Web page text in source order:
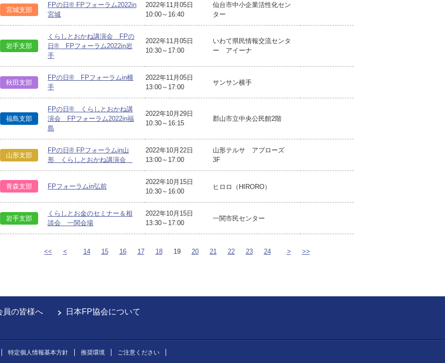
宮城支部
FPの日® FPフォーラム2022in
宮城
2022年11月05日
10:00～16:40
仙台市中小企業活性化セン
ター
岩手支部
くらしとおかね講演会 FPの
日® FPフォーラム2022in岩
手
2022年11月05日
10:30～17:00
いわて県民情報交流センタ
ー アイーナ
秋田支部
FPの日® FPフォーラムin横
手
2022年11月05日
13:00～17:00
サンサン横手
福島支部
FPの日® くらしとおかね講
演会 FPフォーラム2022in福
島
2022年10月29日
10:30～16:15
郡山市立中央公民館2階
山形支部
FPの日® FPフォーラムin山
形 くらしとおかね講演会
2022年10月22日
13:00～17:00
山形テルサ アプローズ
3F
青森支部 FPフォーラムin弘前
2022年10月15日
10:30～16:00
ヒロロ（HIRORO）
岩手支部
くらしとお金のセミナー＆相
談会 一関会場
2022年10月15日
13:30～17:00
一関市民センター
<< < 14 15 16 17 18 19 20 21 22 23 24 > >>
員の皆様へ 日本FP協会について
特定個人情報基本方針 推奨環境 ご注意ください